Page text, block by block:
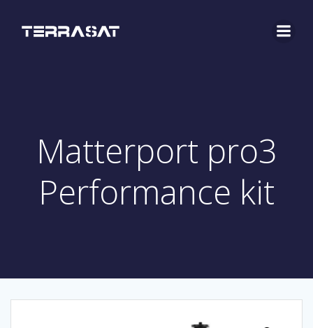
contenido
Matterport pro3
Performance kit